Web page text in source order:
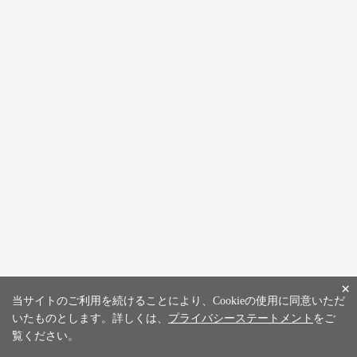
×
当サイトのご利用を続けることにより、Cookieの使用に同意いただ
いたものとします。詳しくは、 プライバシーステートメント をご
覧ください。